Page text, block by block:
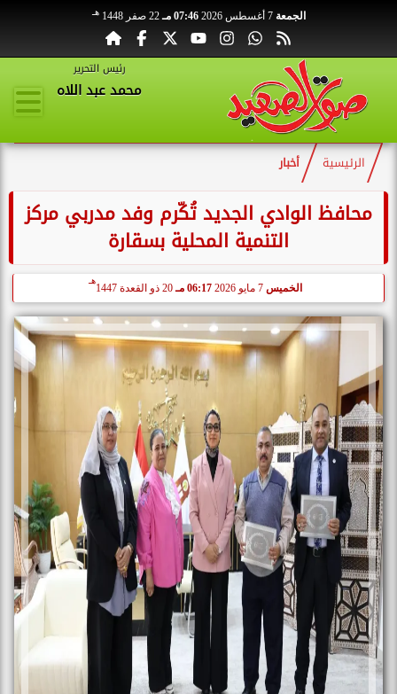
الجمعة 7 أغسطس 2026 07:46 مـ 22 صفر 1448 هـ
رئيس التحرير
محمد عبد اللاه
الرئيسية أخبار
محافظ الوادي الجديد تُكّرم وفد مدربي مركز
التنمية المحلية بسقارة
الخميس 7 مايو 2026 06:17 مـ 20 ذو القعدة 1447
هـ